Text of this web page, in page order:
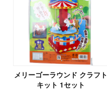
メリーゴーラウンド クラフト
キット 1セット